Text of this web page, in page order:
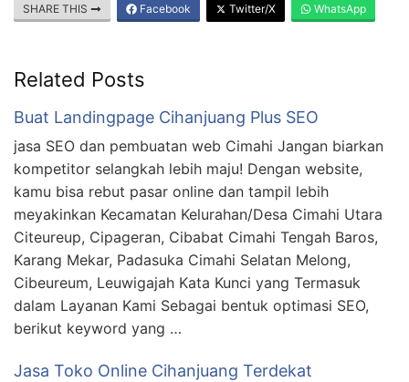
SHARE THIS Facebook Twitter/X WhatsApp
Related Posts
Buat Landingpage Cihanjuang Plus SEO
jasa SEO dan pembuatan web Cimahi Jangan biarkan
kompetitor selangkah lebih maju! Dengan website,
kamu bisa rebut pasar online dan tampil lebih
meyakinkan Kecamatan Kelurahan/Desa Cimahi Utara
Citeureup, Cipageran, Cibabat Cimahi Tengah Baros,
Karang Mekar, Padasuka Cimahi Selatan Melong,
Cibeureum, Leuwigajah Kata Kunci yang Termasuk
dalam Layanan Kami Sebagai bentuk optimasi SEO,
berikut keyword yang …
Jasa Toko Online Cihanjuang Terdekat